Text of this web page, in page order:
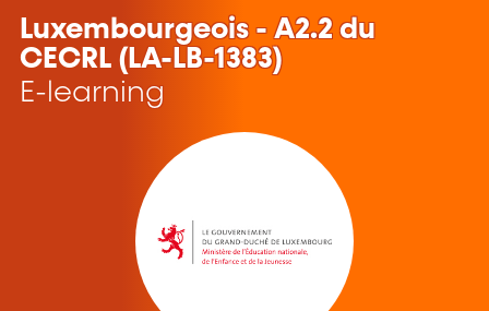
Luxembourgeois - A2.2 du
CECRL (LA-LB-1383)
E-learning